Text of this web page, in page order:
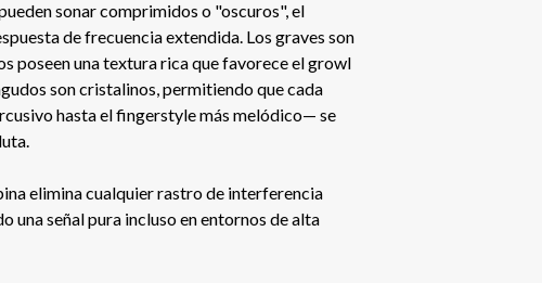
sonar comprimidos o "oscuros", el
de frecuencia extendida. Los graves son
poseen una textura rica que favorece el growl
son cristalinos, permitiendo que cada
hasta el fingerstyle más melódico— se
elimina cualquier rastro de interferencia
una señal pura incluso en entornos de alta